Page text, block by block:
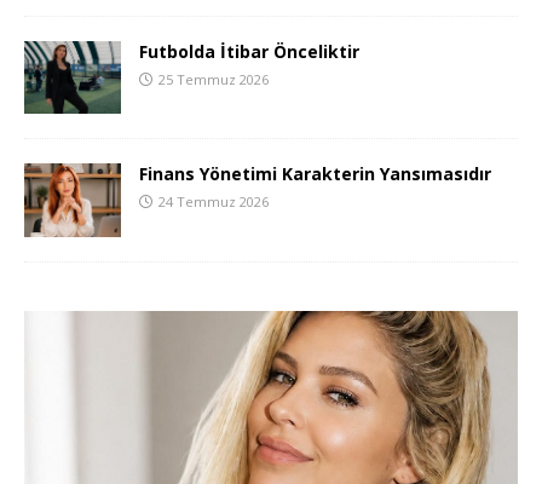
Futbolda İtibar Önceliktir
25 Temmuz 2026
Finans Yönetimi Karakterin Yansımasıdır
24 Temmuz 2026